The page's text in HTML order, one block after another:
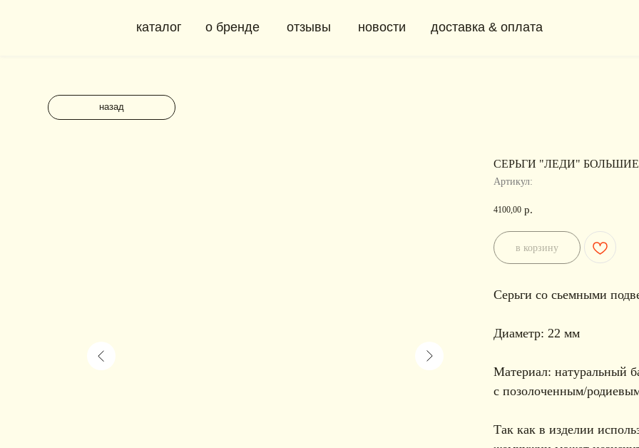
о бренде
каталог доставка & оплата
новости
отзывы
назад
СЕРЬГИ "ЛЕДИ" БОЛЬШИЕ
Артикул:
4100,00 р.
в корзину
Серьги со сьемными
Диаметр: 22 мм
Материал: натуральный
с позолоченным/
Так как в изделии